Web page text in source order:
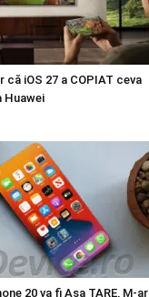
că iOS 27 a COPIAT ceva
Huawei
20 va fi Asa TARE, M-ar